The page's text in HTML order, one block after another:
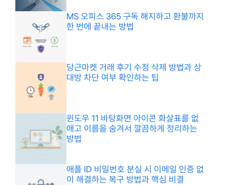
MS 오피스 365 구독 해지하고 환불까지
한 번에 끝내는 방법
당근마켓 거래 후기 수정 삭제 방법과 상
대방 차단 여부 확인하는 팁
윈도우 11 바탕화면 아이콘 화살표를 없
애고 이름을 숨겨서 깔끔하게 정리하는
방법
애플 ID 비밀번호 분실 시 이메일 인증 없
이 해결하는 복구 방법과 핵심 비결